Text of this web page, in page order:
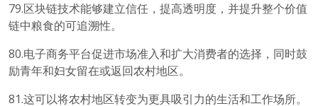
79.区块链技术能够建立信任，提高透明度，并提升整个价值
链中粮食的可追溯性。
80.电子商务平台促进市场准入和扩大消费者的选择，同时鼓
励青年和妇女留在或返回农村地区。
81.这可以将农村地区转变为更具吸引力的生活和工作场所。